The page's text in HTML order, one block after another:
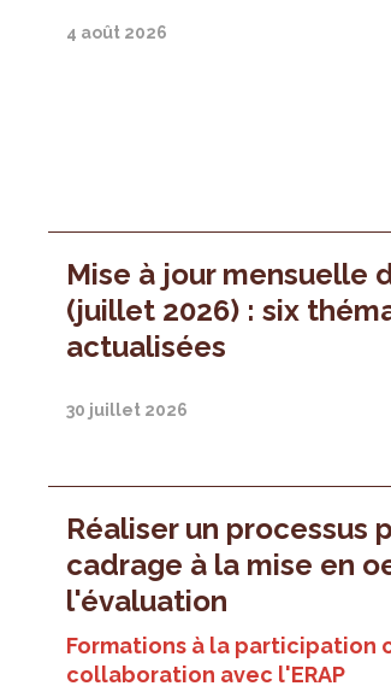
4 août 2026
Mise à jour mensuelle
(juillet 2026) : six
actualisées
30 juillet 2026
Réaliser un processus
cadrage à la mise en
l'évaluation
Formations à la participation
collaboration avec l'ERAP